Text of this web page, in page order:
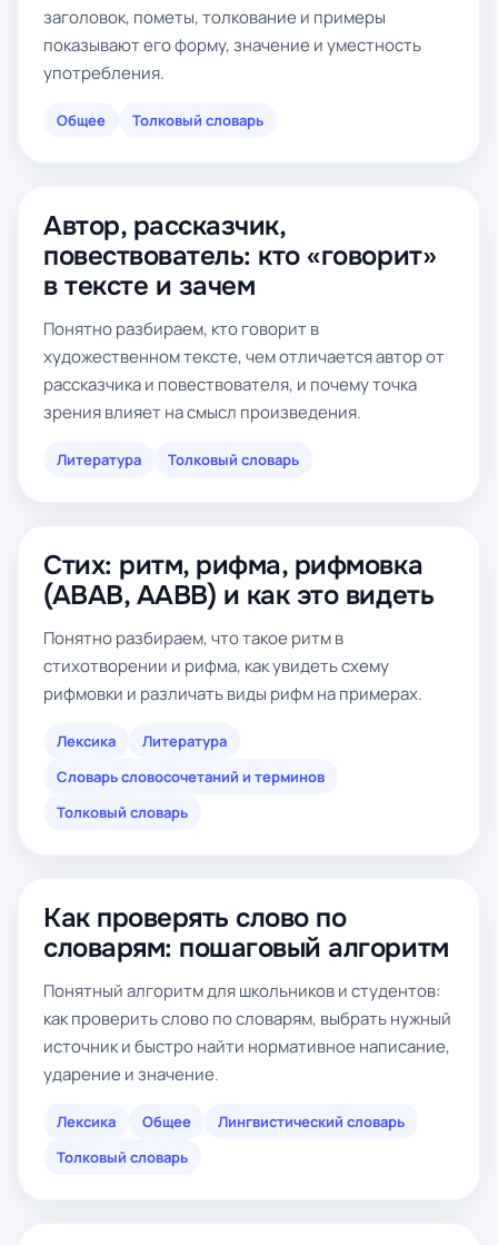
заголовок, пометы, толкование и примеры
показывают его форму, значение и уместность
употребления.
Общее Толковый словарь
Автор, рассказчик,
повествователь: кто «говорит»
в тексте и зачем
Понятно разбираем, кто говорит в
художественном тексте, чем отличается автор от
рассказчика и повествователя, и почему точка
зрения влияет на смысл произведения.
Литература Толковый словарь
Стих: ритм, рифма, рифмовка
(ABAB, AABB) и как это видеть
Понятно разбираем, что такое ритм в
стихотворении и рифма, как увидеть схему
рифмовки и различать виды рифм на примерах.
Лексика
Литература
Словарь словосочетаний и терминов
Толковый словарь
Как проверять слово по
словарям: пошаговый алгоритм
Понятный алгоритм для школьников и студентов:
как проверить слово по словарям, выбрать нужный
источник и быстро найти нормативное написание,
ударение и значение.
Лексика Общее
Лингвистический словарь
Толковый словарь